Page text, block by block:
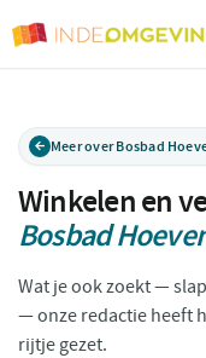
Meer over Bosbad
Winkelen en
Bosbad
Wat je ook zoekt —
— onze redactie heeft
rijtje gezet.